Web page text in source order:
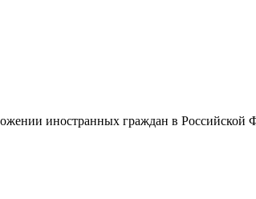
иностранных граждан в Российской